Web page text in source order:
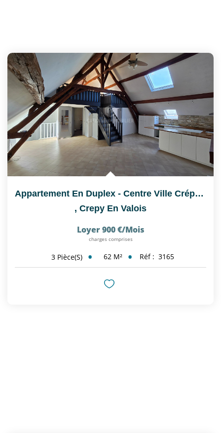
Appartement En Duplex - Centre Ville Crépy En Valois
, Crepy En Valois
Loyer 900 €/mois
charges comprises
3 Pièce(s) 62 M² Réf : 3165